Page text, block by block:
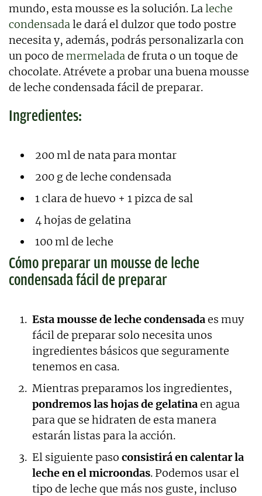
mundo, esta mousse es la solución. Laleche
condensadale dará el dulzor que todo postre
necesita y, además, podrás personalizarla con
un poco de mermeladade fruta o un toque de
chocolate. Atrévete a probar una buena mousse
de leche condensada fácil de preparar.
Ingredientes:
200 ml de nata para montar
200 g de leche condensada
1 clara de huevo + 1 pizca de sal
4 hojas de gelatina
100 ml de leche
Cómo preparar un mousse de leche
condensada fácil de preparar
Esta mousse de leche condensadaes muy
fácil de preparar solo necesita unos
ingredientes básicos que seguramente
tenemos en casa.
Mientras preparamos los ingredientes,
pondremos las hojas de gelatinaen agua
para que se hidraten de esta manera
estarán listas para la acción.
El siguiente paso consistirá en calentar la
leche en el microondas. Podemos usar el
tipo de leche que más nos guste, incluso